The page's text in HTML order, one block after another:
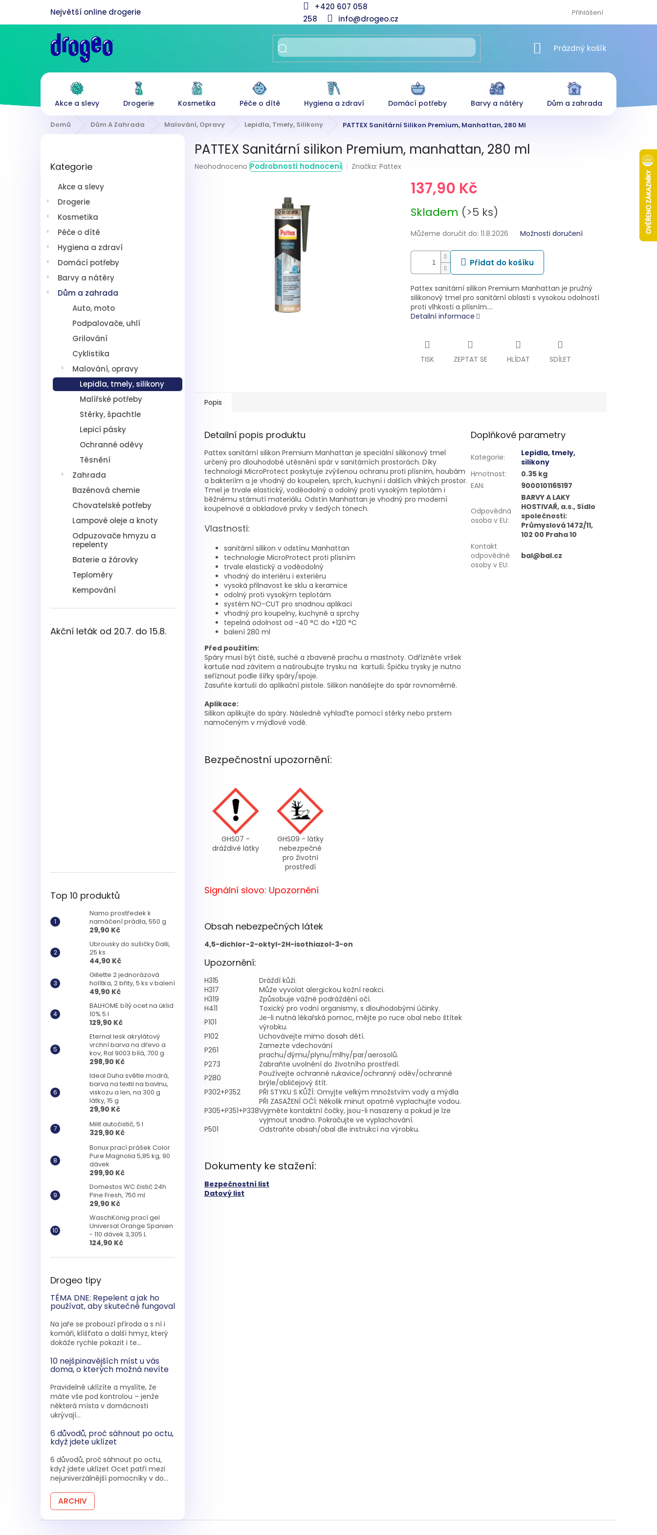
obsah
+420 607 058
258
info@drogeo.cz
Přihlášení
NÁKUPNÍ KOŠÍK
Prázdný košík
Akce a slevy Drogerie Kosmetika Péče o dítě Hygiena a zdraví Domácí potřeby Barvy a nátěry Dům a zahrada
Domů Dům A Zahrada Malování, Opravy Lepidla, Tmely, Silikony PATTEX Sanitární Silikon Premium, Manhattan, 280 Ml
kategorie
Kategorie
Akce a slevy
Drogerie
Kosmetika
Péče o dítě
Hygiena a zdraví
Domácí potřeby
Barvy a nátěry
Dům a zahrada
Auto, moto
Podpalovače, uhlí
Grilování
Cyklistika
Malování, opravy
Lepidla, tmely, silikony
Malířské potřeby
Stěrky, špachtle
Lepicí pásky
Ochranné oděvy
Těsnění
Zahrada
Bazénová chemie
Chovatelské potřeby
Lampové oleje a knoty
Odpuzovače hmyzu a
repelenty
Baterie a žárovky
Teploměry
Kempování
Akční leták od 20.7. do 15.8.
Top 10 produktů
Namo prostředek k
namáčení prádla, 550 g
29,90 Kč
Ubrousky do sušičky Dalli,
25 ks
44,90 Kč
Gillette 2 jednorázová
holítka, 2 břity, 5 ks v balení
49,90 Kč
BALHOME bílý ocet na úklid
10% 5 l
129,90 Kč
Eternal lesk akrylátový
vrchní barva na dřevo a
kov, Ral 9003 bílá, 700 g
298,90 Kč
Ideal Duha světle modrá,
barva na textil na bavlnu,
viskozu a len, na 300 g
látky, 15 g
29,90 Kč
Milit autočistič, 5 l
329,90 Kč
Bonux prací prášek Color
Pure Magnolia 5,85 kg, 90
dávek
299,90 Kč
Domestos WC čistič 24h
Pine Fresh, 750 ml
29,90 Kč
WaschKönig prací gel
Universal Orange Spanien
- 110 dávek 3,305 L
124,90 Kč
Drogeo tipy
TÉMA DNE: Repelent a jak ho
používat, aby skutečně fungoval
Na jaře se probouzí příroda a s ní i
komáři, klíšťata a další hmyz, který
dokáže rychle pokazit i te...
10 nejšpinavějších míst u vás
doma, o kterých možná nevíte
Pravidelně uklízíte a myslíte, že
máte vše pod kontrolou – jenže
některá místa v domácnosti
ukrývají...
6 důvodů, proč sáhnout po octu,
když jdete uklízet
6 důvodů, proč sáhnout po octu,
když jdete uklízet Ocet patří mezi
nejuniverzálnější pomocníky v do...
ARCHIV
PATTEX Sanitární silikon Premium, manhattan, 280 ml
Průměrné
Neohodnoceno Podrobnosti hodnocení Značka:Pattex
137,90 Kč
cena:
Skladem (>5 ks)
Můžeme doručit do: 11.8.2026 Možnosti doručení
Přidat do košíku
Pattex sanitární silikon Premium Manhattan je pružný
silikonový tmel pro sanitární oblasti s vysokou odolností
proti vlhkosti a plísním.…
Detailní informace
TISK ZEPTAT SE HLÍDAT SDÍLET
Popis
Detailní popis produktu
Pattex sanitární silikon Premium Manhattan je speciální silikonový tmel
určený pro dlouhodobé utěsnění spár v sanitárních prostorách. Díky
technologii MicroProtect poskytuje zvýšenou ochranu proti plísním, houbám
a bakteriím a je vhodný do koupelen, sprch, kuchyní i dalších vlhkých prostor.
Tmel je trvale elastický, voděodolný a odolný proti vysokým teplotám i
běžnému stárnutí materiálu. Odstín Manhattan je vhodný pro moderní
koupelnové a obkladové prvky v šedých tónech.
Vlastnosti:
sanitární silikon v odstínu Manhattan
technologie MicroProtect proti plísním
trvale elastický a voděodolný
vhodný do interiéru i exteriéru
vysoká přilnavost ke sklu a keramice
odolný proti vysokým teplotám
systém NO-CUT pro snadnou aplikaci
vhodný pro koupelny, kuchyně a sprchy
tepelná odolnost od -40 °C do +120 °C
balení 280 ml
Před použitím:
Spáry musí být čisté, suché a zbavené prachu a mastnoty. Odřízněte vršek
kartuše nad závitem a našroubujte trysku na kartuši. Špičku trysky je nutno
seříznout podle šířky spáry/spoje.
Zasuňte kartuši do aplikační pistole. Silikon nanášejte do spár rovnoměrně.
Aplikace:
Silikon aplikujte do spáry. Následně vyhlaďte pomocí stěrky nebo prstem
namočeným v mýdlové vodě.
Bezpečnostní upozornění:
GHS07 -
dráždivé látky
GHS09 - látky
nebezpečné
pro životní
prostředí
Signální slovo: Upozornění
Obsah nebezpečných látek
4,5-dichlor-2-oktyl-2H-isothiazol-3-on
Upozornění:
H315
Dráždí kůži.
H317
Může vyvolat alergickou kožní reakci.
H319
Způsobuje vážné podráždění očí.
H411
Toxický pro vodní organismy, s dlouhodobými účinky.
P101
Je-li nutná lékařská pomoc, mějte po ruce obal nebo štítek
výrobku.
P102
Uchovávejte mimo dosah dětí.
P261
Zamezte vdechování
prachu/dýmu/plynu/mlhy/par/aerosolů.
P273
Zabraňte uvolnění do životního prostředí.
P280
Používejte ochranné rukavice/ochranný oděv/ochranné
brýle/obličejový štít.
P302+P352
PŘI STYKU S KŮŽÍ: Omyjte velkým množstvím vody a mýdla
P305+P351+P338
PŘI ZASAŽENÍ OČÍ: Několik minut opatrně vyplachujte vodou.
Vyjměte kontaktní čočky, jsou-li nasazeny a pokud je lze
vyjmout snadno. Pokračujte ve vyplachování.
P501
Odstraňte obsah/obal dle instrukcí na výrobku.
Dokumenty ke stažení:
Bezpečnostní list
Datový list
Doplňkové parametry
Kategorie:
Lepidla, tmely,
silikony
Hmotnost:
0.35 kg
EAN: 9000101165197
Odpovědná
osoba v EU:
BARVY A LAKY
HOSTIVAŘ, a.s., Sídlo
společnosti:
Průmyslová 1472/11,
102 00 Praha 10
Kontakt
odpovědné
osoby v EU:
bal@bal.cz